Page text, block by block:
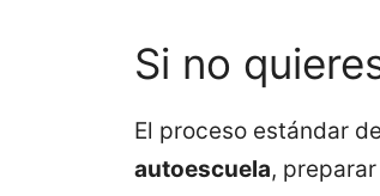
Si no
El proceso estándar
autoescuela, preparar